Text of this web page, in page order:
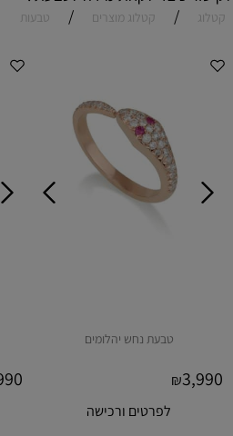
קטלוג / קטלוג מוצרים / טבעות
טבעת נחש יהלומים
₪3,990
לפרטים ורכישה